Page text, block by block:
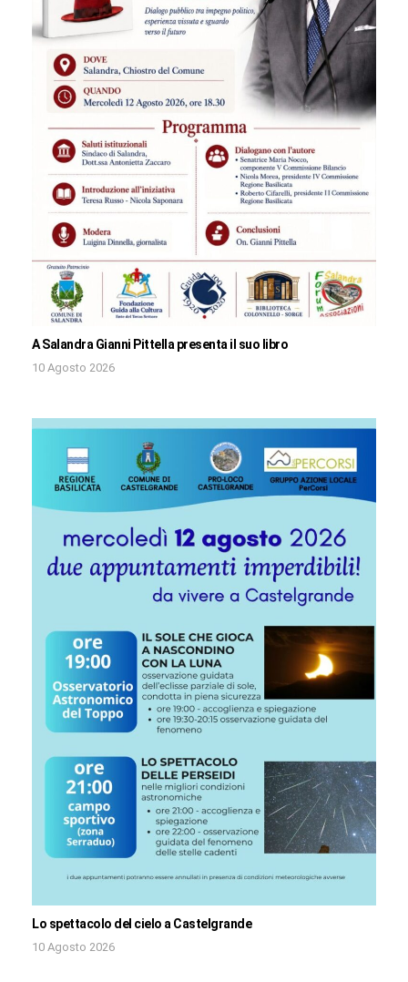
A Salandra Gianni Pittella presenta il suo libro
10 Agosto 2026
Lo spettacolo del cielo a Castelgrande
10 Agosto 2026